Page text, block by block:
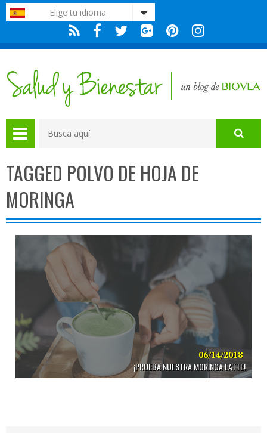
Nota:
este
web
un
sistema
Elige tu idioma
TAGGED POLVO DE HOJA DE
MORINGA
06/14/2018
¡PRUEBA NUESTRA MORINGA LATTE!